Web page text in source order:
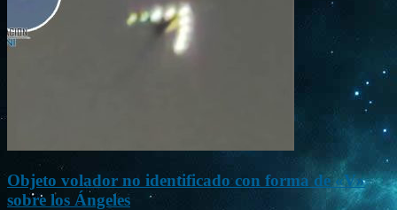
Objeto volador no identificado con forma de «V»
sobre los Ángeles